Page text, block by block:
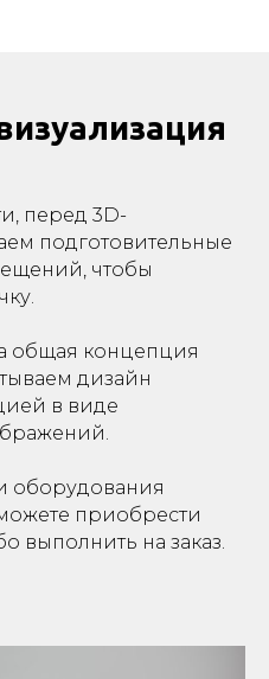
перед 3D-
подготовительные
чтобы
общая концепция
дизайн
в виде
оборудования
приобрести
выполнить на заказ.